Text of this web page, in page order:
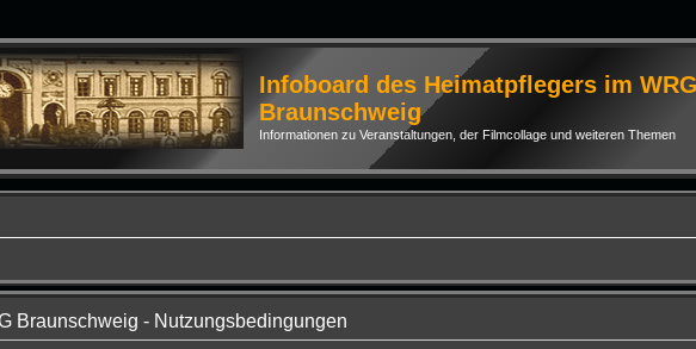
Infoboard des Heimatpflegers im WRG
Braunschweig
Informationen zu Veranstaltungen, der Filmcollage und weiteren Themen
Braunschweig - Nutzungsbedingungen